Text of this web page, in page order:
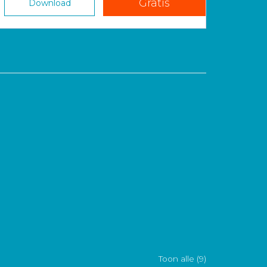
Download Gratis
Toon alle (9)